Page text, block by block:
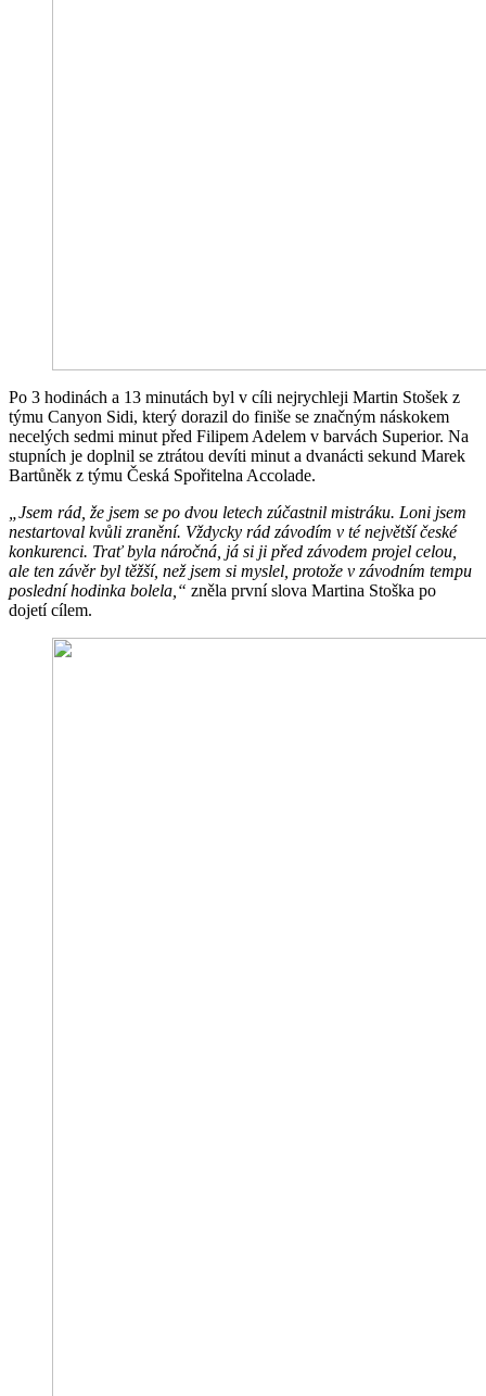
Po 3 hodinách a 13 minutách byl v cíli nejrychleji Martin Stošek z
týmu Canyon Sidi, který dorazil do finiše se značným náskokem
necelých sedmi minut před Filipem Adelem v barvách Superior. Na
stupních je doplnil se ztrátou devíti minut a dvanácti sekund Marek
Bartůněk z týmu Česká Spořitelna Accolade.
„Jsem rád, že jsem se po dvou letech zúčastnil mistráku. Loni jsem
nestartoval kvůli zranění. Vždycky rád závodím v té největší české
konkurenci. Trať byla náročná, já si ji před závodem projel celou,
ale ten závěr byl těžší, než jsem si myslel, protože v závodním tempu
poslední hodinka bolela,“ zněla první slova Martina Stoška po
dojetí cílem.